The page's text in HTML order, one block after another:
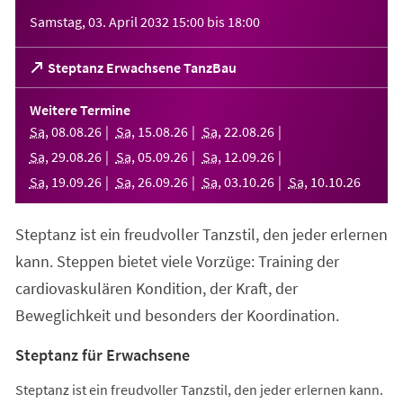
Samstag, 03. April 2032 15:00 bis 18:00
Steptanz Erwachsene TanzBau
(Öffnet
in
einem
neuen
Tab)
Weitere Termine
Sa, 08.08.26 Sa, 15.08.26 Sa, 22.08.26
Sa, 29.08.26 Sa, 05.09.26 Sa, 12.09.26
Sa, 19.09.26 Sa, 26.09.26 Sa, 03.10.26 Sa, 10.10.26
Steptanz ist ein freudvoller Tanzstil, den jeder erlernen
kann. Steppen bietet viele Vorzüge: Training der
cardiovaskulären Kondition, der Kraft, der
Beweglichkeit und besonders der Koordination.
Steptanz für Erwachsene
Steptanz ist ein freudvoller Tanzstil, den jeder erlernen kann.